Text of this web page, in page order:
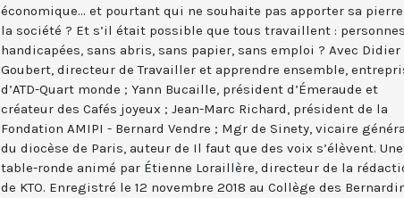
économique... et pourtant qui ne souhaite pas apporter sa pierre
la société ? Et s’il était possible que tous travaillent : personnes
handicapées, sans abris, sans papier, sans emploi ? Avec Didier
Goubert, directeur de Travailler et apprendre ensemble,
d’ATD-Quart monde ; Yann Bucaille, président d’Émeraude et
créateur des Cafés joyeux ; Jean-Marc Richard, président de la
Fondation AMIPI - Bernard Vendre ; Mgr de Sinety, vicaire
du diocèse de Paris, auteur de Il faut que des voix s’élèvent. Une
table-ronde animé par Étienne Loraillère, directeur de la
de KTO. Enregistré le 12 novembre 2018 au Collège des